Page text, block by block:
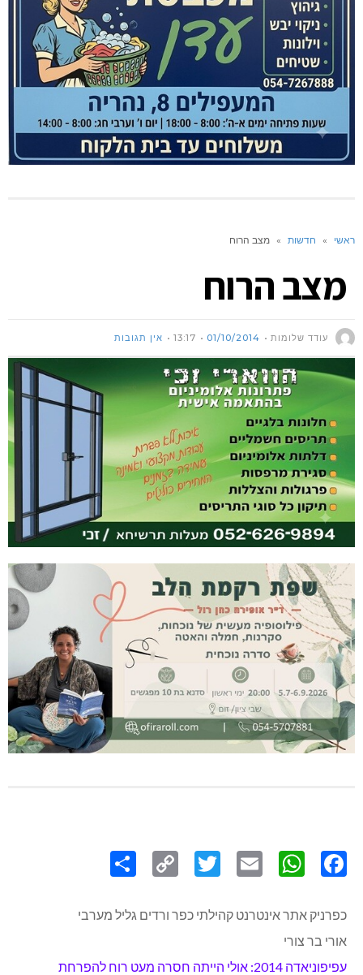
ראשי » חדשות » מצב הרוח
מצב הרוח
עודד שלומות 01/10/2014
13:17 אין תגובות
Link
כפרניק אתר אינטרנט קהילתי כפר ורדים גליל מערבי
אורי בר צורי
עפיפוניאדה 2014: אולי הייתה חסרה מעט רוח להפרחת